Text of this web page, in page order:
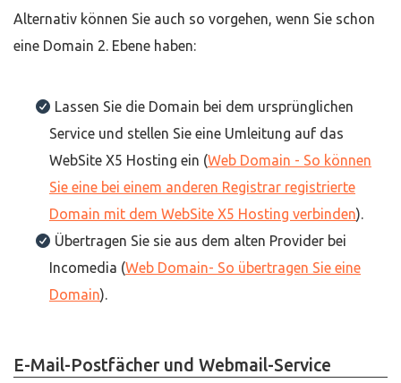
Alternativ können Sie auch so vorgehen, wenn Sie schon
eine Domain 2. Ebene haben:
Lassen Sie die Domain bei dem ursprünglichen
Service und stellen Sie eine Umleitung auf das
WebSite X5 Hosting ein (Web Domain - So können
Sie eine bei einem anderen Registrar registrierte
Domain mit dem WebSite X5 Hosting verbinden).
Übertragen Sie sie aus dem alten Provider bei
Incomedia (Web Domain- So übertragen Sie eine
Domain).
E-Mail-Postfächer und Webmail-Service